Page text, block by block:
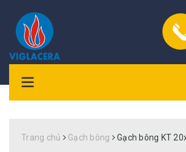
Trang chủ Gạch bông Gạch bông KT